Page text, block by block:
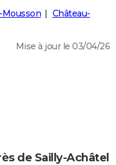
Château-
Mise à jour le 03/04/26
de Sailly-Achâtel